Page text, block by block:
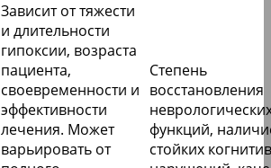
Зависит от тяжести
и длительности
гипоксии, возраста
пациента,
своевременности и
эффективности
лечения. Может
варьировать от
Степень
восстановления
функций,
стойких